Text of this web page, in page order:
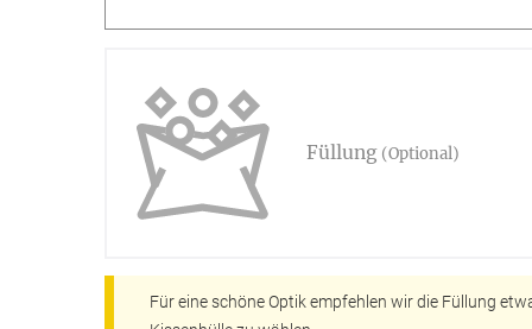
VERSAND
Füllung (Optional)
Für eine schöne Optik empfehlen wir die Füllung